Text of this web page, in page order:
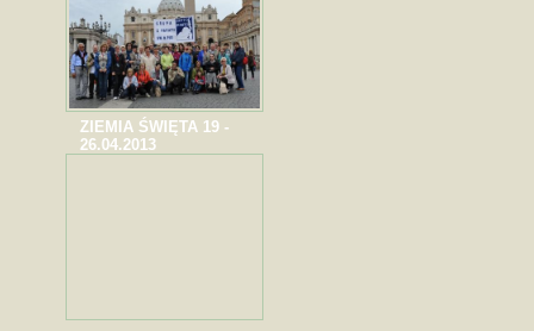
ZIEMIA ŚWIĘTA 19 -
26.04.2013